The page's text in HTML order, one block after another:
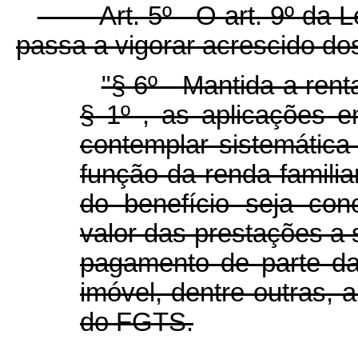
Art. 5º O art. 9º da Lei
passa a vigorar acrescido
"§ 6º Mantida a
§ 1º , as aplicações
contemplar
função da renda
do benefício seja
valor das prestações a
pagamento de parte
imóvel, dentre outras,
do FGTS.